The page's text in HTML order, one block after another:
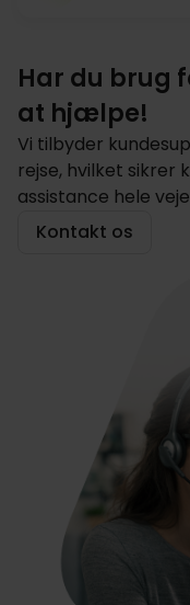
Har du brug
at hjælpe!
Vi tilbyder
rejse, hvilket sikrer
assistance hele
Kontakt os